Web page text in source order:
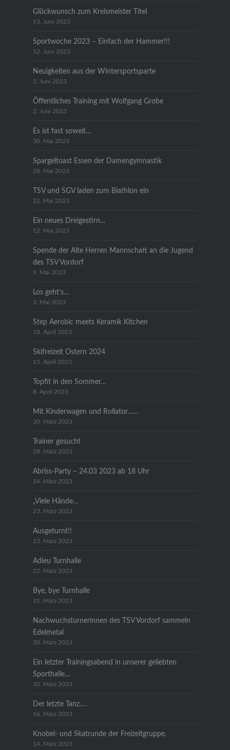
Glückwunsch zum Kreismeister Titel
13. Juni 2023
Sportwoche 2023 – Einfach der Hammer!!!
12. Juni 2023
Neuigkeiten aus der Wintersportsparte
2. Juni 2023
Öffentliches Training mit Wolfgang Grobe
2. Juni 2023
Es ist fast soweit…
30. Mai 2023
Spargeltoast Essen der Damengymnastik
28. Mai 2023
TSV und SGV laden zum Biathlon ein
22. Mai 2023
Ein neues Dreigestirn…
12. Mai 2023
Spende der Alte Herren Mannschaft an die Jugend
des TSV Vordorf
9. Mai 2023
Los geht’s…
3. Mai 2023
Step Aerobic meets Keramik Kitchen
18. April 2023
Skifreizeit Ostern 2024
15. April 2023
Topfit in den Sommer…
8. April 2023
Mit Kinderwagen und Rollator……
30. März 2023
Trainer gesucht
28. März 2023
Abriss-Party – 24.03 2023 ab 18 Uhr
24. März 2023
„Viele Hände…
23. März 2023
Ausgeturnt!!
23. März 2023
Adieu Turnhalle
22. März 2023
Bye, bye Turnhalle
21. März 2023
Nachwuchsturnerinnen des TSV Vordorf sammeln
Edelmetal
20. März 2023
Ein letzter Trainingsabend in unserer geliebten
Sporthalle…
20. März 2023
Der letzte Tanz….
16. März 2023
Knobel- und Skatrunde der Freizeitgruppe,
14. März 2023